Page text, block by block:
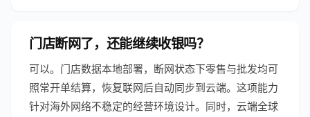
门店断网了，还能继续收银吗？
可以。门店数据本地部署，断网状态下零售与批发均可
照常开单结算，恢复联网后自动同步到云端。这项能力
针对海外网络不稳定的经营环境设计。同时，云端全球